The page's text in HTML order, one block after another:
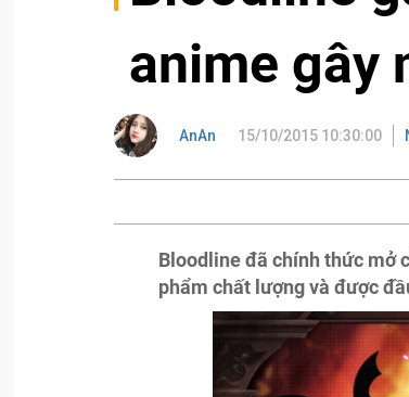
anime gây
AnAn 15/10/2015 10:30:00
Bloodline đã chính thức mở
phẩm chất lượng và được